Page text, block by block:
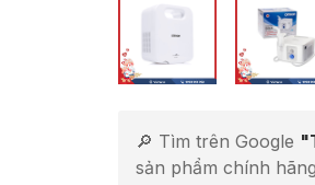
🔎 Tìm trên Google
sản phẩm chính